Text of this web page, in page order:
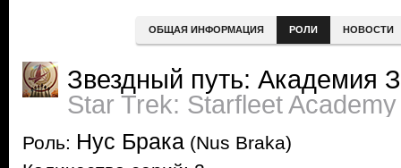
ОБЩАЯ ИНФОРМАЦИЯ РОЛИ НОВОСТИ
Звездный путь: Академия
Star Trek: Starfleet Academy
Роль: Нус Брака (Nus Braka)